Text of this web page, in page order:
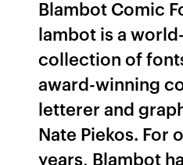
Blambot Comic
lambot is a
collection of
award-winning
letterer and
Nate Piekos. For
years, Blambot